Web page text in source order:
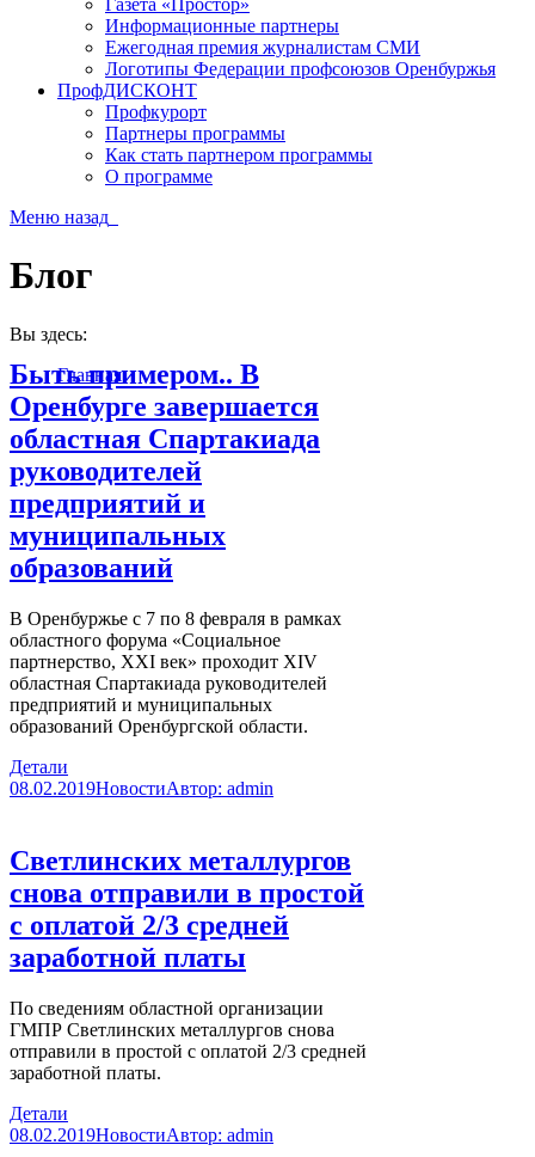
Газета «Простор»
Информационные партнеры
Ежегодная премия журналистам СМИ
Логотипы Федерации профсоюзов Оренбуржья
ПрофДИСКОНТ
Профкурорт
Партнеры программы
Как стать партнером программы
О программе
Меню назад
Блог
Вы здесь:
Главная
Быть примером.. В
Оренбурге завершается
областная Спартакиада
руководителей
предприятий и
муниципальных
образований
В Оренбуржье с 7 по 8 февраля в рамках
областного форума «Социальное
партнерство, XXI век» проходит XIV
областная Спартакиада руководителей
предприятий и муниципальных
образований Оренбургской области.
Детали
08.02.2019НовостиАвтор: admin
Светлинских металлургов
снова отправили в простой
с оплатой 2/3 средней
заработной платы
По сведениям областной организации
ГМПР Светлинских металлургов снова
отправили в простой с оплатой 2/3 средней
заработной платы.
Детали
08.02.2019НовостиАвтор: admin